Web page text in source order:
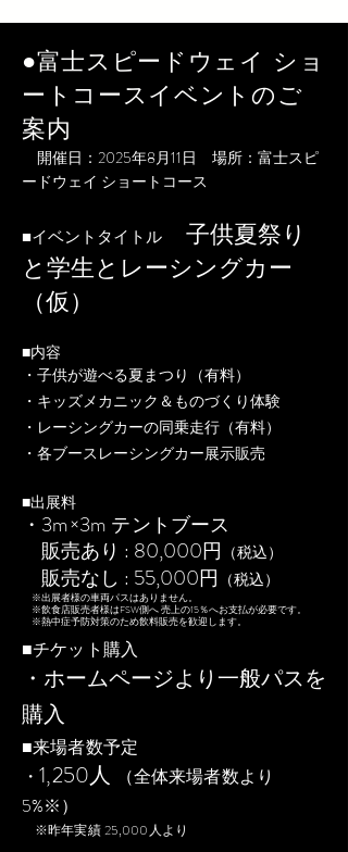
タースポーツファンと車好きを増やす。
４）継続して子供たちに毎年発表の場を
提供する。■KGI :ショートサーキット動
員数 1,250人　■KPI:動員数　前年対比
105% → 26,250人
●富士スピードウェイ ショ
ートコースイベントのご
案内
開催日：2025年8月11日 場所：富士スピ
ードウェイ ショートコース
■イベントタイトル
子供夏祭り
と学生とレーシングカー
（仮）
■内容
・子供が遊べる夏まつり（有料）
・キッズメカニック＆ものづくり体験
・レーシングカーの同乗走行（有料）
・各ブースレーシングカー展示販売
■出展料
・ 3m×3m テントブース
販売あり : 80,000円 （税込）
販売なし : 55,000円 （税込）
※出展者様の車両パスはありません。
※飲食店販売者様はFSW側へ売上の15％へお支払が必要です。
※熱中症予防対策のため飲料販売を歓迎します。
■チケット購入
・ホームページより一般パスを
購入
■来場者数予定
・1,250人
（全体来場者数より
5%※）
※昨年実績 25,000人より